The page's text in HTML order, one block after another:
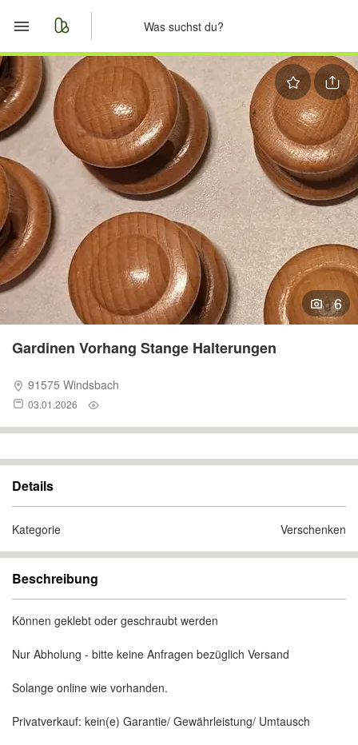
Start
Merkliste
Nachrichten
Anzeige aufgeben
6
Gardinen Vorhang Stange Halterungen
91575 Windsbach
03.01.2026
Details
Kategorie Verschenken
Beschreibung
Können geklebt oder geschraubt werden
Nur Abholung - bitte keine Anfragen bezüglich Versand
Solange online wie vorhanden.
Privatverkauf: kein(e) Garantie/ Gewährleistung/ Umtausch